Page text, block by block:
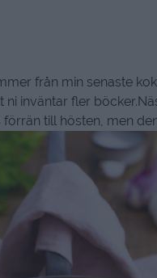
från min senaste
ni inväntar fler
till hösten, men